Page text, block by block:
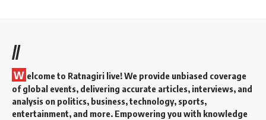
//
W elcome to Ratnagiri live! We provide unbiased coverage
of global events, delivering accurate articles, interviews, and
analysis on politics, business, technology, sports,
entertainment, and more. Empowering you with knowledge